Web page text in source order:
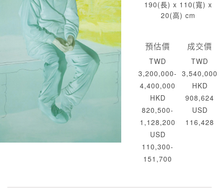
190(長) x 110(寬) x
20(高) cm
預估價
TWD
3,200,000-
4,400,000
HKD
820,500-
1,128,200
USD
110,300-
151,700
成交價
TWD
3,540,000
HKD
908,624
USD
116,428